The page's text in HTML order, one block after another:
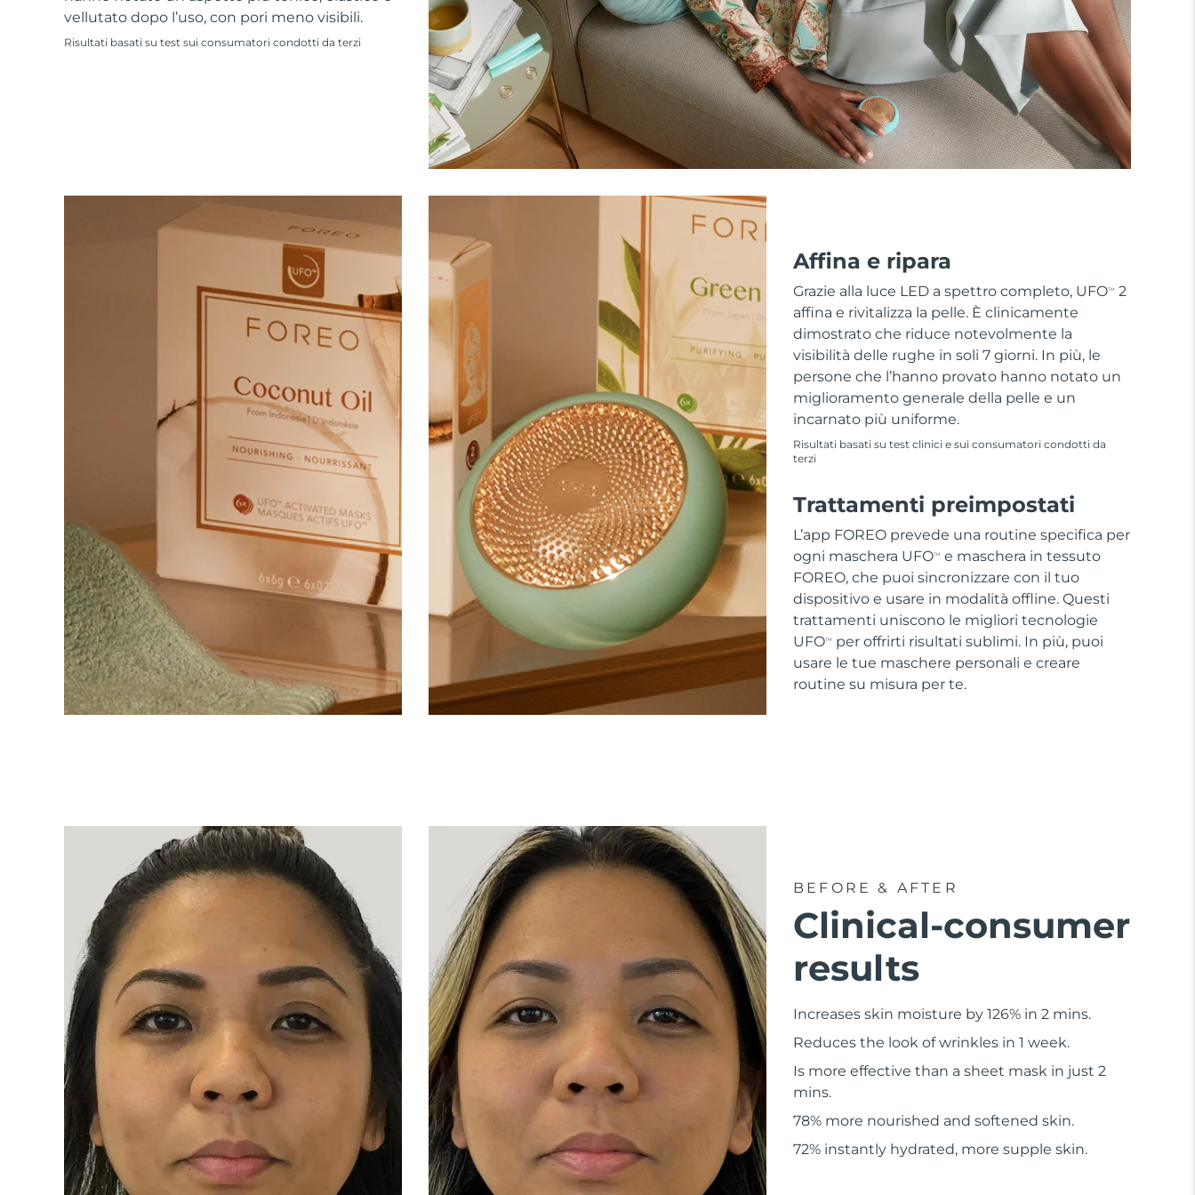
vellutato dopo l’uso, con pori meno visibili.
Risultati basati su test sui consumatori condotti da terzi
Affina e ripara
Grazie alla luce LED a spettro completo, UFOTM
2
affina e rivitalizza la pelle. È clinicamente
dimostrato che riduce notevolmente la
visibilità delle rughe in soli 7 giorni. In più, le
persone che l’hanno provato hanno notato un
miglioramento generale della pelle e un
incarnato più uniforme.
Risultati basati su test clinici e sui consumatori condotti da
terzi
Trattamenti preimpostati
L’app FOREO prevede una routine specifica per
ogni maschera UFOTM
e maschera in tessuto
FOREO, che puoi sincronizzare con il tuo
dispositivo e usare in modalità offline. Questi
trattamenti uniscono le migliori tecnologie
UFOTM
per offrirti risultati sublimi. In più, puoi
usare le tue maschere personali e creare
routine su misura per te.
BEFORE & AFTER
Clinical-consumer
results
Increases skin moisture by 126% in 2 mins.
Reduces the look of wrinkles in 1 week.
Is more effective than a sheet mask in just 2
mins.
78% more nourished and softened skin.
72% instantly hydrated, more supple skin.
All acne treatment devices
All revitalizing eye massagers
Skincare KIWI™
Advanced pore care essentials
Serum
For healthy hair
issa™ Teeth Whitening Gel
18% PAP